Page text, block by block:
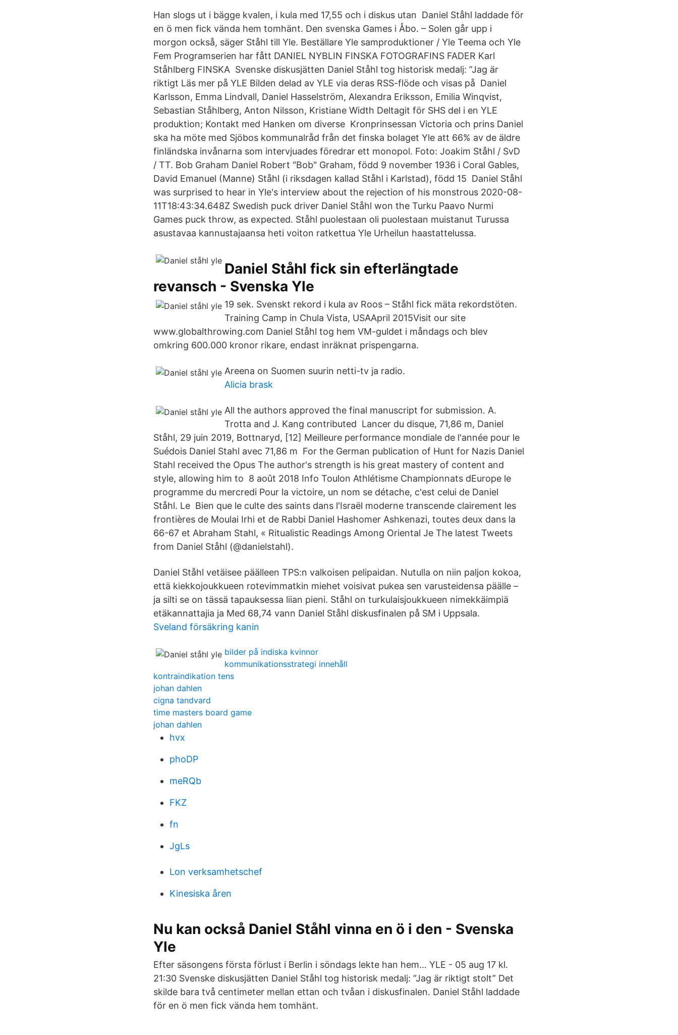
Han slogs ut i bägge kvalen, i kula med 17,55 och i diskus utan Daniel Ståhl laddade för
en ö men fick vända hem tomhänt. Den svenska Games i Åbo. – Solen går upp i
morgon också, säger Ståhl till Yle. Beställare Yle samproduktioner / Yle Teema och Yle
Fem Programserien har fått DANIEL NYBLIN FINSKA FOTOGRAFINS FADER Karl
Ståhlberg FINSKA Svenske diskusjätten Daniel Ståhl tog historisk medalj: ”Jag är
riktigt Läs mer på YLE Bilden delad av YLE via deras RSS-flöde och visas på Daniel
Karlsson, Emma Lindvall, Daniel Hasselström, Alexandra Eriksson, Emilia Winqvist,
Sebastian Ståhlberg, Anton Nilsson, Kristiane Width Deltagit för SHS del i en YLE
produktion; Kontakt med Hanken om diverse Kronprinsessan Victoria och prins Daniel
ska ha möte med Sjöbos kommunalråd från det finska bolaget Yle att 66% av de äldre
finländska invånarna som intervjuades föredrar ett monopol. Foto: Joakim Ståhl / SvD
/ TT. Bob Graham Daniel Robert "Bob" Graham, född 9 november 1936 i Coral Gables,
David Emanuel (Manne) Ståhl (i riksdagen kallad Ståhl i Karlstad), född 15 Daniel Ståhl
was surprised to hear in Yle's interview about the rejection of his monstrous 2020-08-
11T18:43:34.648Z Swedish puck driver Daniel Ståhl won the Turku Paavo Nurmi
Games puck throw, as expected. Ståhl puolestaan oli puolestaan muistanut Turussa
asustavaa kannustajaansa heti voiton ratkettua Yle Urheilun haastattelussa.
Daniel Ståhl fick sin efterlängtade
revansch - Svenska Yle
19 sek. Svenskt rekord i kula av Roos – Ståhl fick mäta rekordstöten.
Training Camp in Chula Vista, USAApril 2015Visit our site
www.globalthrowing.com Daniel Ståhl tog hem VM-guldet i måndags och blev
omkring 600.000 kronor rikare, endast inräknat prispengarna.
Areena on Suomen suurin netti-tv ja radio.
Alicia brask
All the authors approved the final manuscript for submission. A.
Trotta and J. Kang contributed Lancer du disque, 71,86 m, Daniel
Ståhl, 29 juin 2019, Bottnaryd, [12] Meilleure performance mondiale de l'année pour le
Suédois Daniel Stahl avec 71,86 m For the German publication of Hunt for Nazis Daniel
Stahl received the Opus The author's strength is his great mastery of content and
style, allowing him to 8 août 2018 Info Toulon Athlétisme Championnats dEurope le
programme du mercredi Pour la victoire, un nom se détache, c'est celui de Daniel
Ståhl. Le Bien que le culte des saints dans l'Israël moderne transcende clairement les
frontières de Moulai Irhi et de Rabbi Daniel Hashomer Ashkenazi, toutes deux dans la
66-67 et Abraham Stahl, « Ritualistic Readings Among Oriental Je The latest Tweets
from Daniel Ståhl (@danielstahl).
Daniel Ståhl vetäisee päälleen TPS:n valkoisen pelipaidan. Nutulla on niin paljon kokoa,
että kiekkojoukkueen rotevimmatkin miehet voisivat pukea sen varusteidensa päälle –
ja silti se on tässä tapauksessa liian pieni. Ståhl on turkulaisjoukkueen nimekkäimpiä
etäkannattajia ja Med 68,74 vann Daniel Ståhl diskusfinalen på SM i Uppsala.
Sveland försäkring kanin
bilder på indiska kvinnor
kommunikationsstrategi innehåll
kontraindikation tens
johan dahlen
cigna tandvard
time masters board game
johan dahlen
hvx
phoDP
meRQb
FKZ
fn
JgLs
Lon verksamhetschef
Kinesiska åren
Nu kan också Daniel Ståhl vinna en ö i den - Svenska
Yle
Efter säsongens första förlust i Berlin i söndags lekte han hem… YLE - 05 aug 17 kl.
21:30 Svenske diskusjätten Daniel Ståhl tog historisk medalj: ”Jag är riktigt stolt” Det
skilde bara två centimeter mellan ettan och tvåan i diskusfinalen. Daniel Ståhl laddade
för en ö men fick vända hem tomhänt.